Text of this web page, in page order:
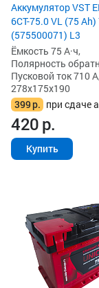
Аккумулятор VST
6СТ-75.0 VL (75 Ah)
(575500071) L3
Ёмкость 75 А·ч,
Полярность
Пусковой ток 710
278x175x190
399р. при сдаче
420р.
Купить